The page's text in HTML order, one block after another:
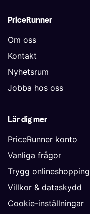
PriceRunner
Om oss
Kontakt
Nyhetsrum
Jobba hos oss
Lär dig mer
PriceRunner konto
Vanliga frågor
Trygg onlineshopping
Villkor & dataskydd
Cookie-inställningar